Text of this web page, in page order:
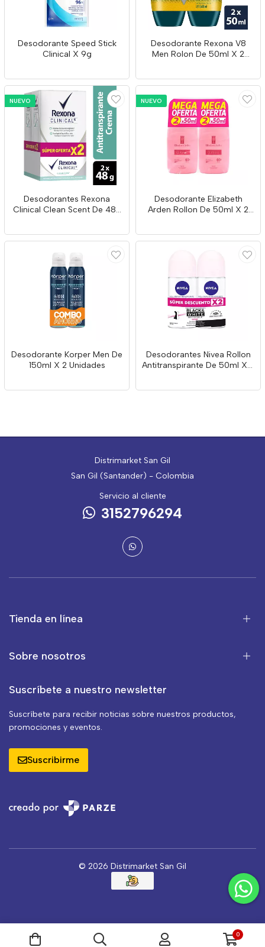
Desodorante Speed Stick
Clinical X 9g
Desodorante Rexona V8
Men Rolon De 50ml X 2
NUEVO
Desodorantes Rexona
Clinical Clean Scent De 48g
NUEVO
Desodorante Elizabeth
Arden Rollon De 50ml X 2
Desodorante Korper Men De
150ml X 2 Unidades
Desodorantes Nivea Rollon
Antitranspirante De 50ml X 2
Distrimarket San Gil
San Gil (Santander) - Colombia
Servicio al cliente
3152796294
Tienda en línea
Sobre nosotros
Suscríbete a nuestro newsletter
Suscríbete para recibir noticias sobre nuestros productos,
promociones y eventos.
Suscribirme
© 2026 Distrimarket San Gil
0